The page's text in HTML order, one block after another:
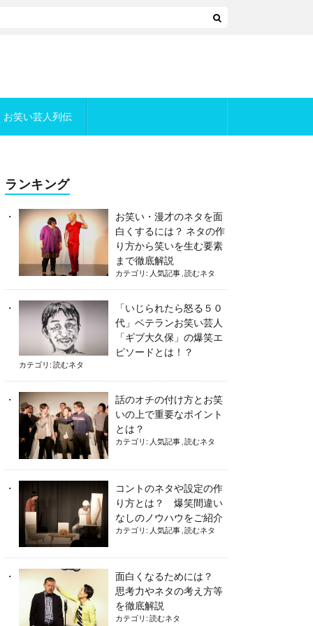
お笑い芸人列伝
ランキング
お笑い・漫才のネタを面
白くするには？ ネタの作
り方から笑いを生む要素
まで徹底解説
カテゴリ: 人気記事 読むネタ
「いじられたら怒る５０
代」ベテランお笑い芸人
「ギブ大久保」の爆笑エ
ピソードとは！？
カテゴリ: 読むネタ
話のオチの付け方とお笑
いの上で重要なポイント
とは？
カテゴリ: 人気記事 読むネタ
コントのネタや設定の作
り方とは？ 爆笑間違い
なしのノウハウをご紹介
カテゴリ: 人気記事 読むネタ
面白くなるためには？
思考力やネタの考え方等
を徹底解説
カテゴリ: 読むネタ